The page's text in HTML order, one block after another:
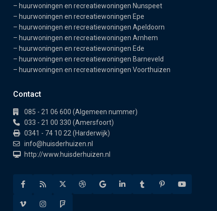
– huurwoningen en recreatiewoningen Nunspeet
– huurwoningen en recreatiewoningen Epe
– huurwoningen en recreatiewoningen Apeldoorn
– huurwoningen en recreatiewoningen Arnhem
– huurwoningen en recreatiewoningen Ede
– huurwoningen en recreatiewoningen Barneveld
– huurwoningen en recreatiewoningen Voorthuizen
Contact
085 - 21 06 600 (Algemeen nummer)
033 - 21 00 330 (Amersfoort)
0341 - 74 10 22 (Harderwijk)
info@huisderhuizen.nl
http://www.huisderhuizen.nl